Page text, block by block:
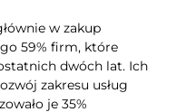
w zakup
59% firm, które
dwóch lat. Ich
zakresu usług
je 35%